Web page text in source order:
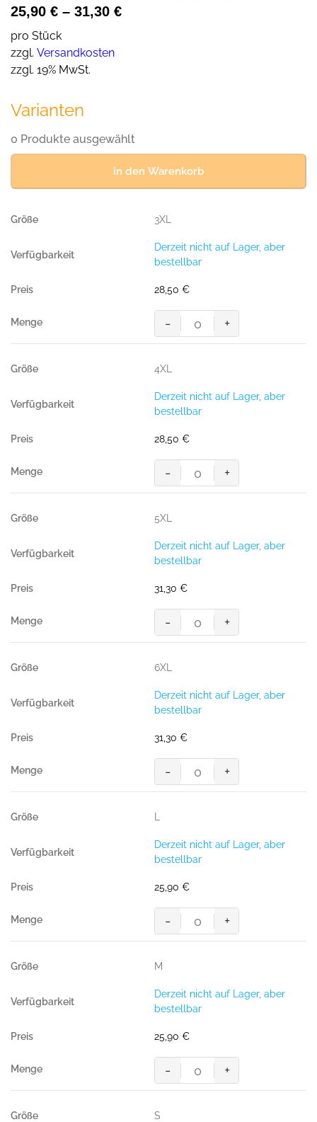
25,90 € – 31,30 €
pro Stück
zzgl. Versandkosten
zzgl. 19% MwSt.
Varianten
0 Produkte ausgewählt
in den Warenkorb
3XL
Derzeit nicht auf Lager, aber
bestellbar
28,50 €
Sweatshirt
Performance,
BLUE
300
Menge
- +
4XL
Derzeit nicht auf Lager, aber
bestellbar
28,50 €
Sweatshirt
Performance,
BLUE
Menge
- +
5XL
Derzeit nicht auf Lager, aber
bestellbar
31,30 €
Sweatshirt
Performance,
BLUE
Menge
- +
6XL
Derzeit nicht auf Lager, aber
bestellbar
31,30 €
Sweatshirt
Performance,
BLUE
Menge
- +
L
Derzeit nicht auf Lager, aber
bestellbar
25,90 €
Sweatshirt
Performance,
BLUE
Menge
- +
M
Derzeit nicht auf Lager, aber
bestellbar
25,90 €
Sweatshirt
Performance,
- +
S